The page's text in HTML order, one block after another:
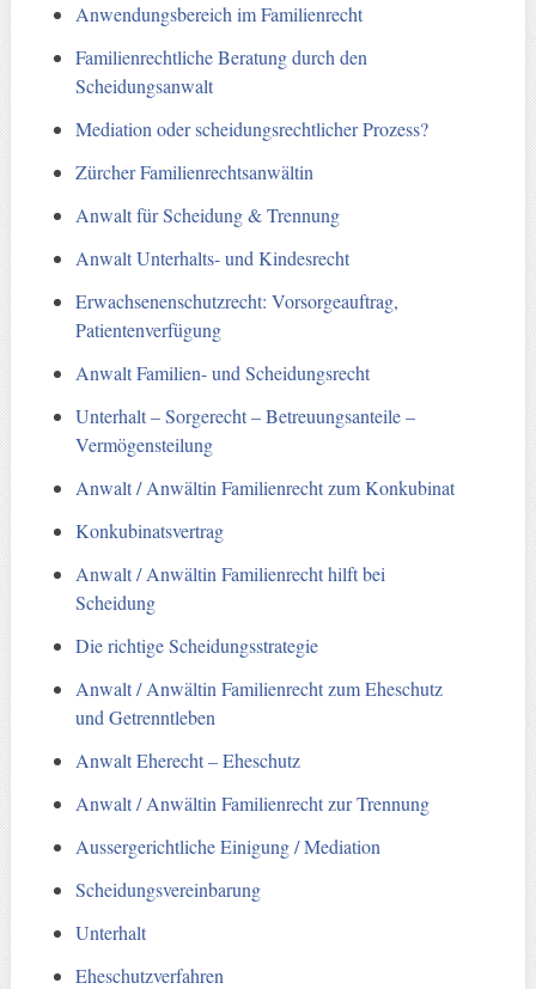
Anwendungsbereich im Familienrecht
Familienrechtliche Beratung durch den
Scheidungsanwalt
Mediation oder scheidungsrechtlicher Prozess?
Zürcher Familienrechtsanwältin
Anwalt für Scheidung & Trennung
Anwalt Unterhalts- und Kindesrecht
Erwachsenenschutzrecht: Vorsorgeauftrag,
Patientenverfügung
Anwalt Familien- und Scheidungsrecht
Unterhalt – Sorgerecht – Betreuungsanteile –
Vermögensteilung
Anwalt / Anwältin Familienrecht zum Konkubinat
Konkubinatsvertrag
Anwalt / Anwältin Familienrecht hilft bei
Scheidung
Die richtige Scheidungsstrategie
Anwalt / Anwältin Familienrecht zum Eheschutz
und Getrenntleben
Anwalt Eherecht – Eheschutz
Anwalt / Anwältin Familienrecht zur Trennung
Aussergerichtliche Einigung / Mediation
Scheidungsvereinbarung
Unterhalt
Eheschutzverfahren